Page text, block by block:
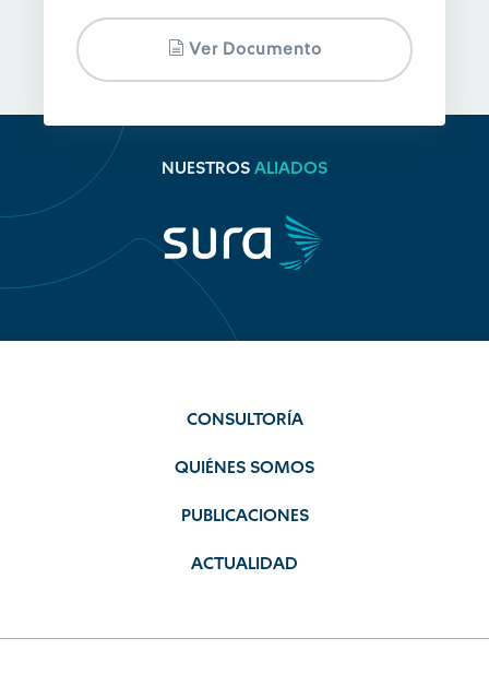
Ver Documento
NUESTROS ALIADOS
CONSULTORÍA
QUIÉNES SOMOS
PUBLICACIONES
ACTUALIDAD